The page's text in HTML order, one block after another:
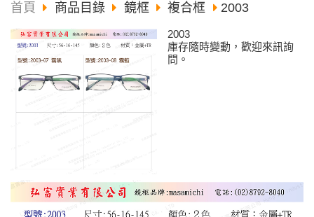
首頁 商品目錄 鏡框 複合框 2003
2003
庫存隨時變動，歡迎來訊詢
問。